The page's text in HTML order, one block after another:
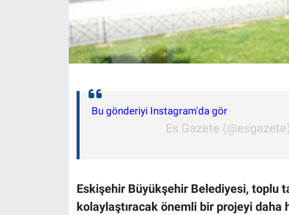
Bu gönderiyi Instagram'da gör
Es Gazete
Eskişehir Büyükşehir Belediyesi, toplu
kolaylaştıracak önemli bir projeyi
Bilim ve Teknoloji